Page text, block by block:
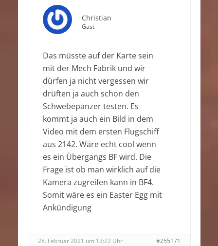
Christian
Gast
Das müsste auf der Karte sein
mit der Mech Fabrik und wir
dürfen ja nicht vergessen wir
drüften ja auch schon den
Schwebepanzer testen. Es
kommt ja auch ein Bild in dem
Video mit dem ersten Flugschiff
aus 2142. Wäre echt cool wenn
es ein Übergangs BF wird. Die
Frage ist ob man wirklich auf die
Kamera zugreifen kann in BF4.
Somit wäre es ein Easter Egg mit
Ankündigung
28. Februar 2021 um 12:22 Uhr #255171